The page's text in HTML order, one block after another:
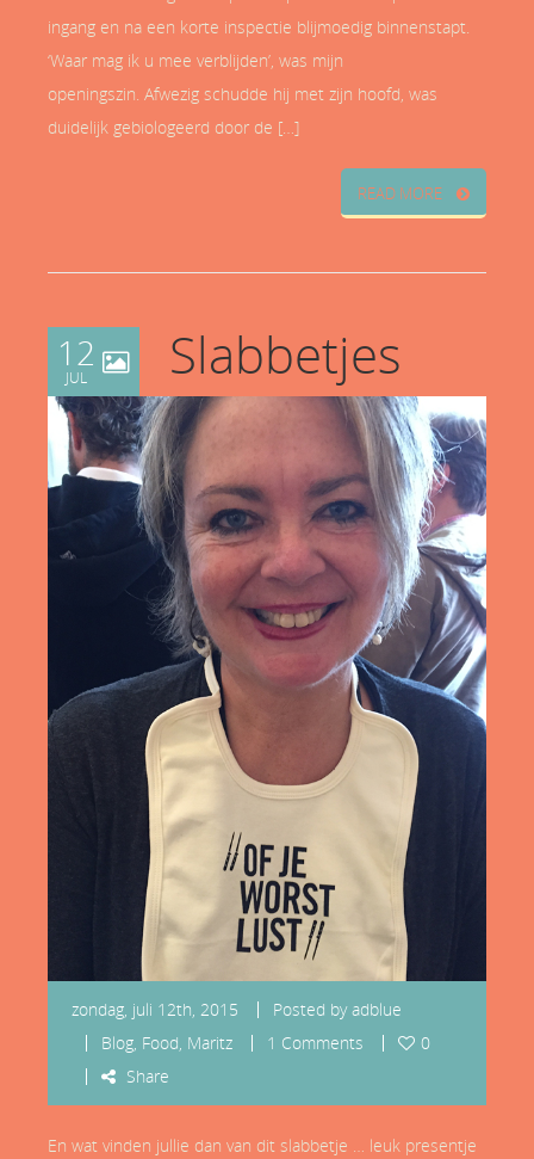
ingang en na een korte inspectie blijmoedig binnenstapt.
‘Waar mag ik u mee verblijden’, was mijn
openingszin. Afwezig schudde hij met zijn hoofd, was
duidelijk gebiologeerd door de […]
READ MORE
12
JUL Slabbetjes
zondag, juli 12th, 2015 Posted byadblue
Blog, Food, Maritz 1 Comments
0
Share
En wat vinden jullie dan van dit slabbetje … leuk presentje